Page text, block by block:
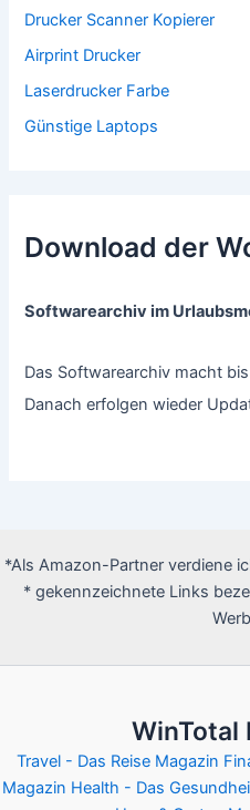
Drucker Scanner Kopierer
Airprint Drucker
Laserdrucker Farbe
Günstige Laptops
Download der
Softwarearchiv im
Das Softwarearchiv macht
Danach erfolgen wieder
*Als Amazon-Partner verdiene
* gekennzeichnete Links
WinTotal
Travel - Das Reise Magazin
Magazin Health - Das